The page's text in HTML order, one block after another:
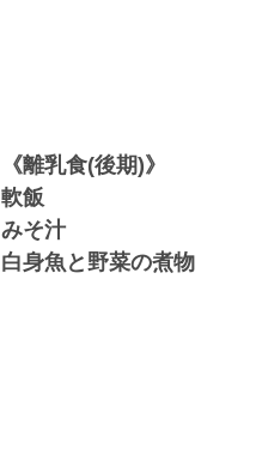
《離乳食(後期)》
軟飯
みそ汁
白身魚と野菜の煮物